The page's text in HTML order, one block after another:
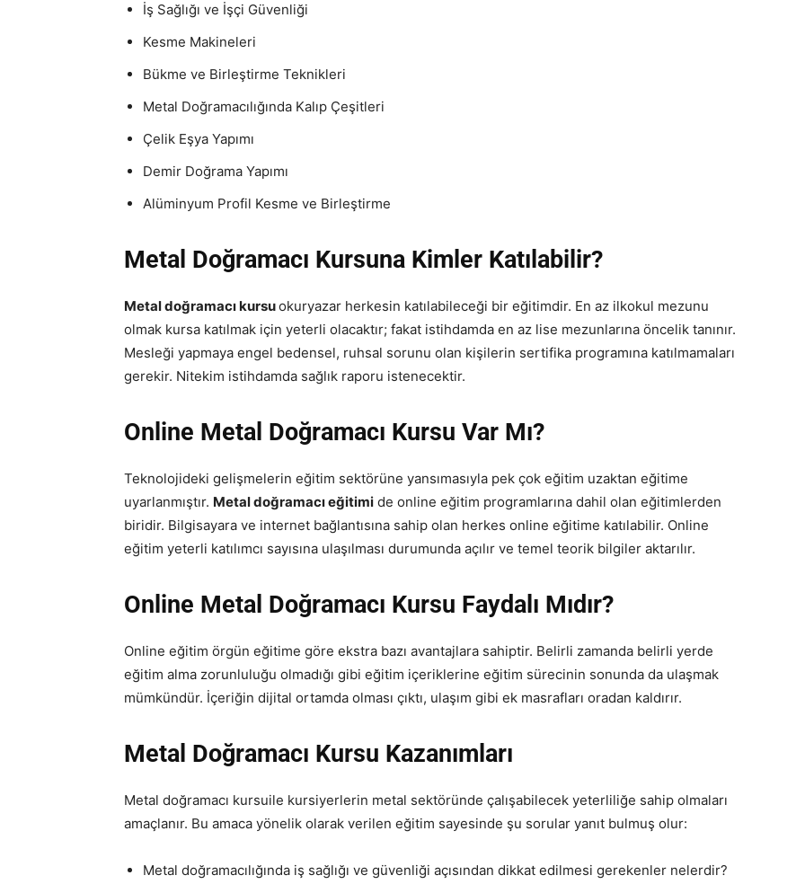
İş Sağlığı ve İşçi Güvenliği
Kesme Makineleri
Bükme ve Birleştirme Teknikleri
Metal Doğramacılığında Kalıp Çeşitleri
Çelik Eşya Yapımı
Demir Doğrama Yapımı
Alüminyum Profil Kesme ve Birleştirme
Metal Doğramacı Kursuna Kimler Katılabilir?
Metal doğramacı kursuokuryazar herkesin katılabileceği bir eğitimdir. En az ilkokul mezunu
olmak kursa katılmak için yeterli olacaktır; fakat istihdamda en az lise mezunlarına öncelik tanınır.
Mesleği yapmaya engel bedensel, ruhsal sorunu olan kişilerin sertifika programına katılmamaları
gerekir. Nitekim istihdamda sağlık raporu istenecektir.
Online Metal Doğramacı Kursu Var Mı?
Teknolojideki gelişmelerin eğitim sektörüne yansımasıyla pek çok eğitim uzaktan eğitime
uyarlanmıştır. Metal doğramacı eğitimi de online eğitim programlarına dahil olan eğitimlerden
biridir. Bilgisayara ve internet bağlantısına sahip olan herkes online eğitime katılabilir. Online
eğitim yeterli katılımcı sayısına ulaşılması durumunda açılır ve temel teorik bilgiler aktarılır.
Online Metal Doğramacı Kursu Faydalı Mıdır?
Online eğitim örgün eğitime göre ekstra bazı avantajlara sahiptir. Belirli zamanda belirli yerde
eğitim alma zorunluluğu olmadığı gibi eğitim içeriklerine eğitim sürecinin sonunda da ulaşmak
mümkündür. İçeriğin dijital ortamda olması çıktı, ulaşım gibi ek masrafları oradan kaldırır.
Metal Doğramacı Kursu Kazanımları
Metal doğramacı kursuile kursiyerlerin metal sektöründe çalışabilecek yeterliliğe sahip olmaları
amaçlanır. Bu amaca yönelik olarak verilen eğitim sayesinde şu sorular yanıt bulmuş olur:
Metal doğramacılığında iş sağlığı ve güvenliği açısından dikkat edilmesi gerekenler nelerdir?